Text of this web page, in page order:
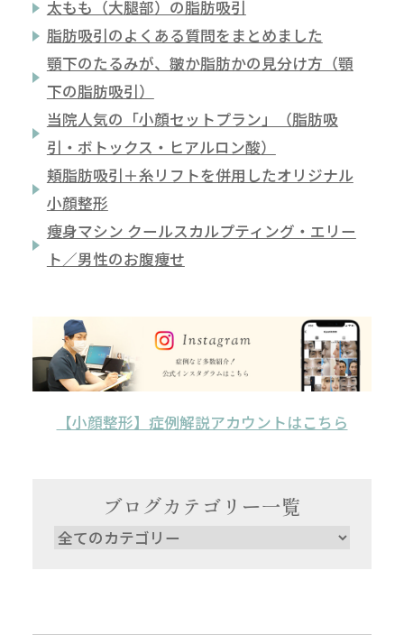
太もも（大腿部）の脂肪吸引
脂肪吸引のよくある質問をまとめました
顎下のたるみが、皺か脂肪かの見分け方（顎
下の脂肪吸引）
当院人気の「小顔セットプラン」（脂肪吸
引・ボトックス・ヒアルロン酸）
頬脂肪吸引＋糸リフトを併用したオリジナル
小顔整形
痩身マシン クールスカルプティング・エリー
ト／男性のお腹痩せ
【小顔整形】症例解説アカウントはこちら
ブログカテゴリー一覧